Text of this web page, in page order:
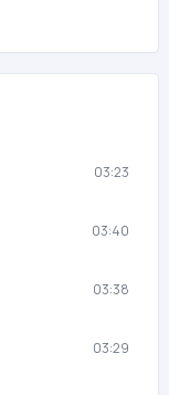
03:23
03:40
03:38
03:29